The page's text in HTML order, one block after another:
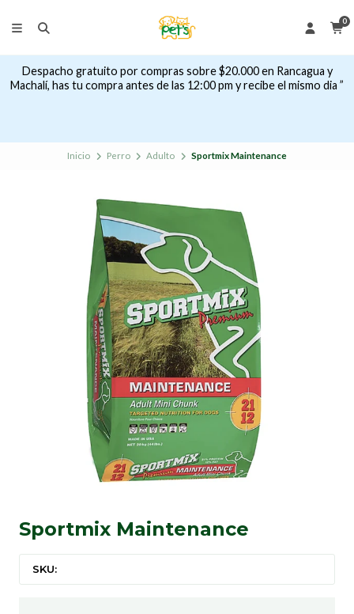
0
Despacho gratuito por compras sobre $20.000 en Rancagua y
Machalí, has tu compra antes de las 12:00 pm y recibe el mismo dia ”
Inicio Perro Adulto Sportmix Maintenance
Sportmix Maintenance
SKU: